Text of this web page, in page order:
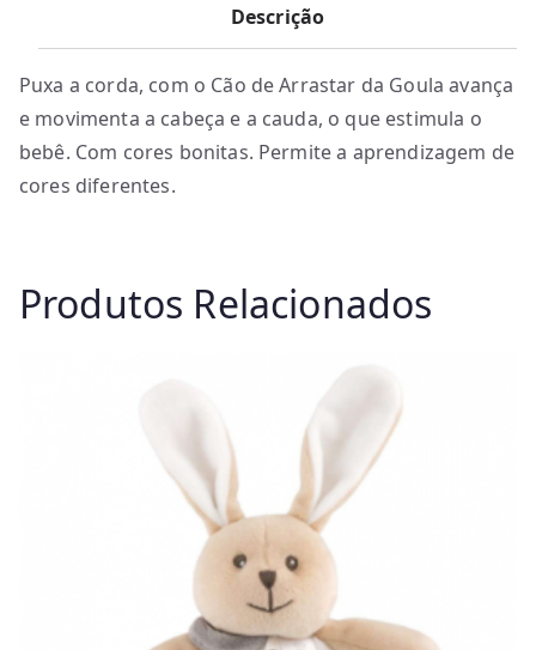
Descrição
Puxa a corda, com o Cão de Arrastar da Goula avança
e movimenta a cabeça e a cauda, o que estimula o
bebê. Com cores bonitas. Permite a aprendizagem de
cores diferentes.
Produtos Relacionados